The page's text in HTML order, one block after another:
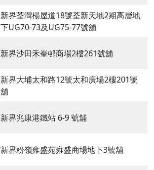
新界荃灣楊屋道18號荃新天地2期高層地
下UG70-73及UG75-77號舖
新界沙田禾輋邨商場2樓261號舖
新界大埔太和路12號太和廣場2樓201號
舖
新界兆康港鐵站 6-9 號舖
新界粉嶺雍盛苑雍盛商場地下3號舖